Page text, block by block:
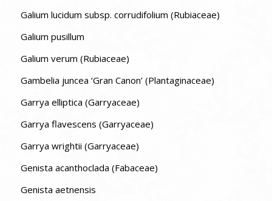
Galium lucidum subsp. corrudifolium (Rubiaceae)
Galium pusillum
Galium verum (Rubiaceae)
Gambelia juncea ‘Gran Canon’ (Plantaginaceae)
Garrya elliptica (Garryaceae)
Garrya flavescens (Garryaceae)
Garrya wrightii (Garryaceae)
Genista acanthoclada (Fabaceae)
Genista aetnensis